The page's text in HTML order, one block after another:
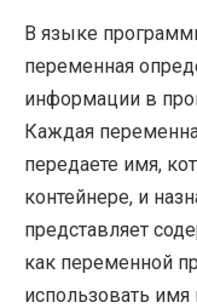
В языке
переменная
информации в
Каждая
передаете имя,
контейнере, и
представляет
как переменной
использовать